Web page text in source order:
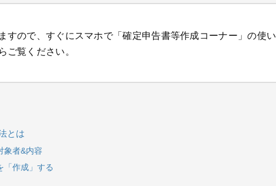
すので、すぐにスマホで「確定申告書等作成コーナー」の使い
ご覧ください。
とは
象者&内容
「作成」する